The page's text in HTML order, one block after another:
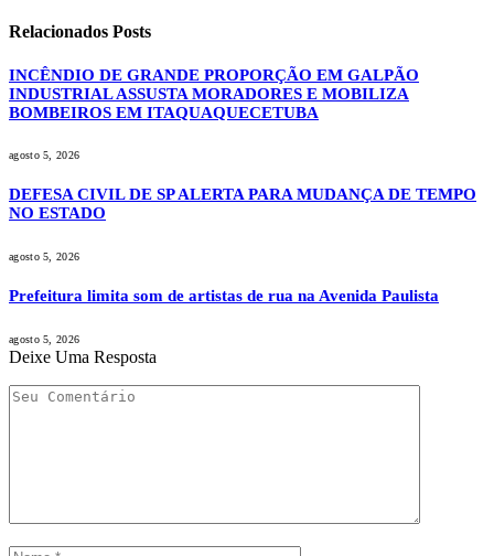
Relacionados Posts
INCÊNDIO DE GRANDE PROPORÇÃO EM GALPÃO
INDUSTRIAL ASSUSTA MORADORES E MOBILIZA
BOMBEIROS EM ITAQUAQUECETUBA
agosto 5, 2026
DEFESA CIVIL DE SP ALERTA PARA MUDANÇA DE TEMPO
NO ESTADO
agosto 5, 2026
Prefeitura limita som de artistas de rua na Avenida Paulista
agosto 5, 2026
Deixe Uma Resposta